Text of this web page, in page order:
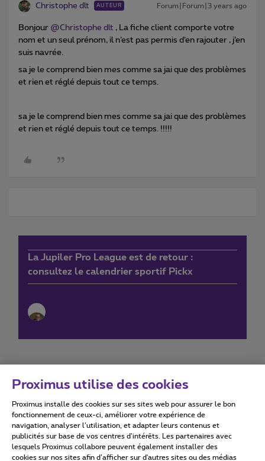
Christophe dlt AUTEUR Forum|Forum|3 years ago
Bonjour @Christophe dlt , La fiche client comporte votre
nom et un seul prénom, il n’est pas permis d’en rajouter , j’en
suis navrée.
sa je le comprend bien mes comme sa jai que des problèmes
et rien et réglé depuis tout ce temps.
sa je le comprend bien mes comme sa jai que des problèmes
et rien et réglé depuis tout ce temps. !!!!!
La Jupiler Pro League est de retour :
consultez le calendrier sportif Pickx
Conditions d'utilisation Accessibility statement
Proximus utilise des cookies
Proximus installe des cookies sur ses sites web pour assurer le bon
fonctionnement de ceux-ci, améliorer votre expérience de
navigation, analyser l’utilisation, et adapter leurs contenus et
publicités sur base de vos centres d’intérêts. Les partenaires avec
lesquels Proximus collabore peuvent également installer des
cookies sur nos sites afin d’afficher sur d'autres sites ou des médias